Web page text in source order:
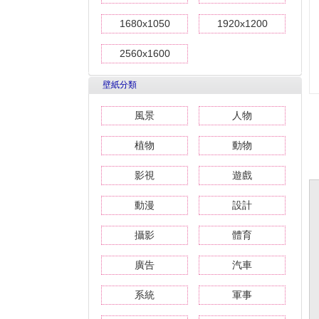
1680x1050 1920x1200
2560x1600
壁紙分類
風景 人物
植物 動物
影視 遊戲
動漫 設計
攝影 體育
廣告 汽車
系統 軍事